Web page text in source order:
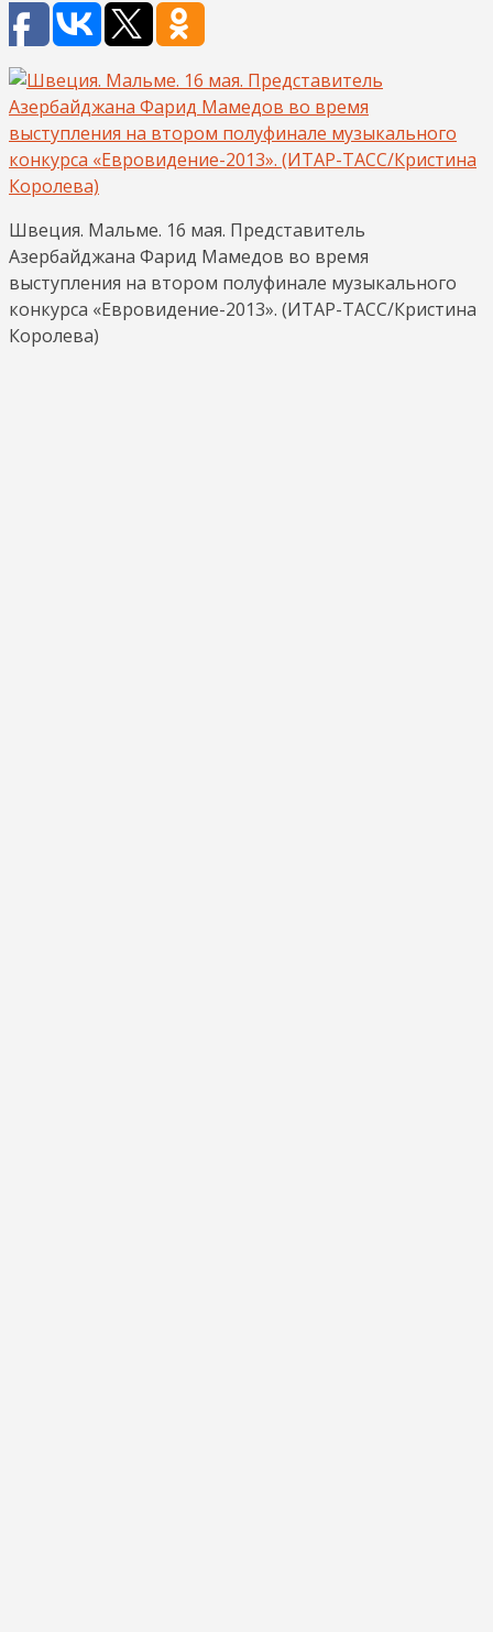
Швеция. Мальме. 16 мая. Представитель
Азербайджана Фарид Мамедов во время
выступления на втором полуфинале музыкального
конкурса «Евровидение-2013». (ИТАР-ТАСС/Кристина
Королева)